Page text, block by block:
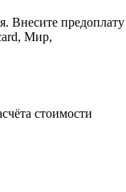
Внесите предоплату
Мир,
стоимости